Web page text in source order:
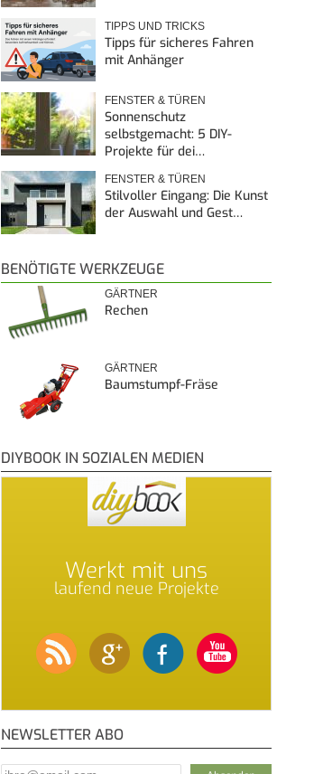
TIPPS UND TRICKS
Tipps für sicheres Fahren
mit Anhänger
FENSTER & TÜREN
Sonnenschutz
selbstgemacht: 5 DIY-
Projekte für dei…
FENSTER & TÜREN
Stilvoller Eingang: Die Kunst
der Auswahl und Gest…
BENÖTIGTE WERKZEUGE
GÄRTNER
Rechen
GÄRTNER
Baumstumpf-Fräse
DIYBOOK IN SOZIALEN MEDIEN
Werkt mit uns
laufend neue Projekte
NEWSLETTER ABO